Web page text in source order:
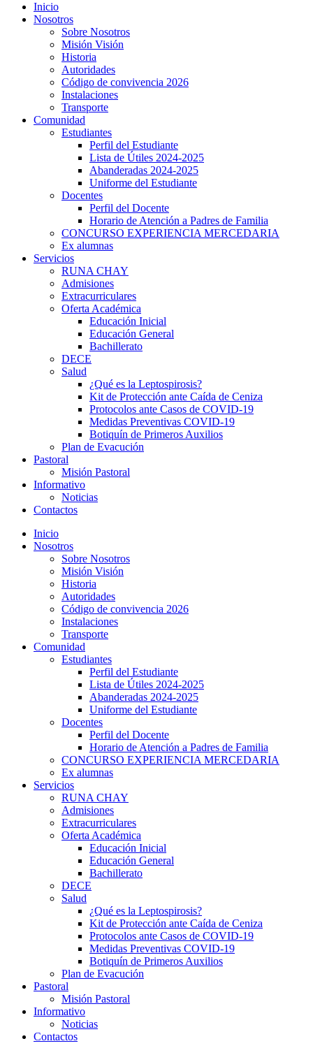
Inicio
Nosotros
Sobre Nosotros
Misión Visión
Historia
Autoridades
Código de convivencia 2026
Instalaciones
Transporte
Comunidad
Estudiantes
Perfil del Estudiante
Lista de Útiles 2024-2025
Abanderadas 2024-2025
Uniforme del Estudiante
Docentes
Perfil del Docente
Horario de Atención a Padres de Familia
CONCURSO EXPERIENCIA MERCEDARIA
Ex alumnas
Servicios
RUNA CHAY
Admisiones
Extracurriculares
Oferta Académica
Educación Inicial
Educación General
Bachillerato
DECE
Salud
¿Qué es la Leptospirosis?
Kit de Protección ante Caída de Ceniza
Protocolos ante Casos de COVID-19
Medidas Preventivas COVID-19
Botiquín de Primeros Auxilios
Plan de Evacución
Pastoral
Misión Pastoral
Informativo
Noticias
Contactos
Inicio
Nosotros
Sobre Nosotros
Misión Visión
Historia
Autoridades
Código de convivencia 2026
Instalaciones
Transporte
Comunidad
Estudiantes
Perfil del Estudiante
Lista de Útiles 2024-2025
Abanderadas 2024-2025
Uniforme del Estudiante
Docentes
Perfil del Docente
Horario de Atención a Padres de Familia
CONCURSO EXPERIENCIA MERCEDARIA
Ex alumnas
Servicios
RUNA CHAY
Admisiones
Extracurriculares
Oferta Académica
Educación Inicial
Educación General
Bachillerato
DECE
Salud
¿Qué es la Leptospirosis?
Kit de Protección ante Caída de Ceniza
Protocolos ante Casos de COVID-19
Medidas Preventivas COVID-19
Botiquín de Primeros Auxilios
Plan de Evacución
Pastoral
Misión Pastoral
Informativo
Noticias
Contactos